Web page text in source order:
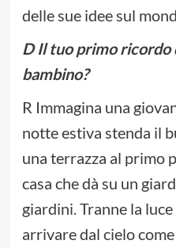
delle sue idee sul
D Il tuo primo ricordo
bambino?
R Immagina una
notte estiva stenda il
una terrazza al primo
casa che dà su un
giardini. Tranne la
arrivare dal cielo